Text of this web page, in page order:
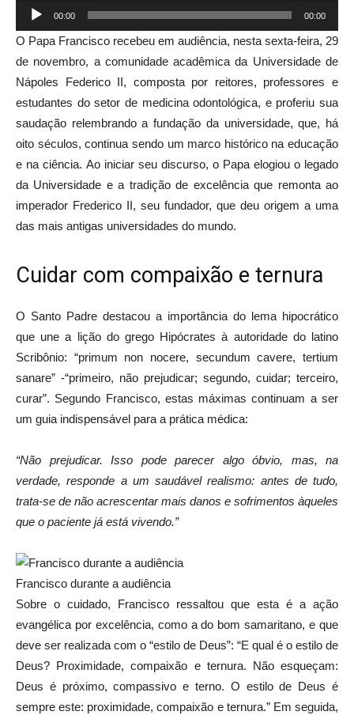
Tocador
de
áudio
00:00 00:00
O Papa Francisco recebeu em audiência, nesta sexta-feira, 29
de novembro, a comunidade acadêmica da Universidade de
Nápoles Federico II, composta por reitores, professores e
estudantes do setor de medicina odontológica, e proferiu sua
saudação relembrando a fundação da universidade, que, há
oito séculos, continua sendo um marco histórico na educação
e na ciência. Ao iniciar seu discurso, o Papa elogiou o legado
da Universidade e a tradição de excelência que remonta ao
imperador Frederico II, seu fundador, que deu origem a uma
das mais antigas universidades do mundo.
Cuidar com compaixão e ternura
O Santo Padre destacou a importância do lema hipocrático
que une a lição do grego Hipócrates à autoridade do latino
Scribônio: “primum non nocere, secundum cavere, tertium
sanare” -“primeiro, não prejudicar; segundo, cuidar; terceiro,
curar”. Segundo Francisco, estas máximas continuam a ser
um guia indispensável para a prática médica:
“Não prejudicar. Isso pode parecer algo óbvio, mas, na
verdade, responde a um saudável realismo: antes de tudo,
trata-se de não acrescentar mais danos e sofrimentos àqueles
que o paciente já está vivendo.”
Francisco durante a audiência
Sobre o cuidado, Francisco ressaltou que esta é a ação
evangélica por excelência, como a do bom samaritano, e que
deve ser realizada com o “estilo de Deus”: “E qual é o estilo de
Deus? Proximidade, compaixão e ternura. Não esqueçam:
Deus é próximo, compassivo e terno. O estilo de Deus é
sempre este: proximidade, compaixão e ternura.” Em seguida,